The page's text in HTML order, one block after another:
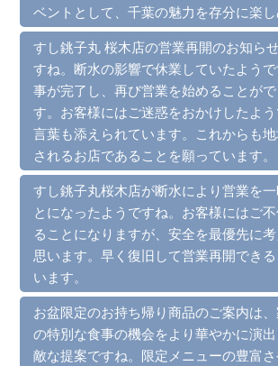
ベントとして、千葉の魅力を存分に楽し
すし銚子丸 桜木店の営業再開のお知ら
すね。断水の影響で休業していたよう
事が完了し、再び営業を始めることが
す。お客様にはご迷惑をおかけしたよ
言葉も添えられています。これからも
されるお店であることを願っています。
すし銚子丸桜木店が断水により営業を
とになったようですね。お客様にはご
ることになりますが、安全を最優先に
思います。早く復旧して営業再開でき
います。
お盆限定のお持ち帰り商品のご案内は
の特別な食事の機会をより華やかに演
敵な提案ですね。限定メニューの豊富さ